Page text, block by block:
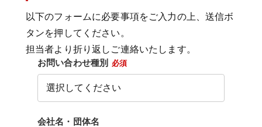
以下のフォームに必要事項をご入力の上、送信ボ
タンを押してください。
担当者より折り返しご連絡いたします。
お問い合わせ種別 必須
会社名・団体名